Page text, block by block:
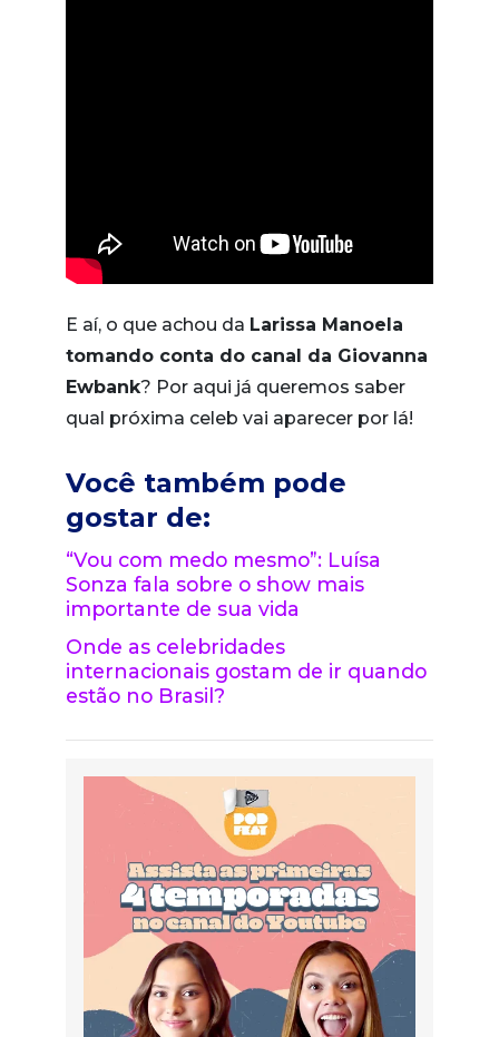
E aí, o que achou da Larissa Manoela
tomando conta do canal da Giovanna
Ewbank? Por aqui já queremos saber
qual próxima celeb vai aparecer por lá!
Você também pode
gostar de:
“Vou com medo mesmo”: Luísa
Sonza fala sobre o show mais
importante de sua vida
Onde as celebridades
internacionais gostam de ir quando
estão no Brasil?